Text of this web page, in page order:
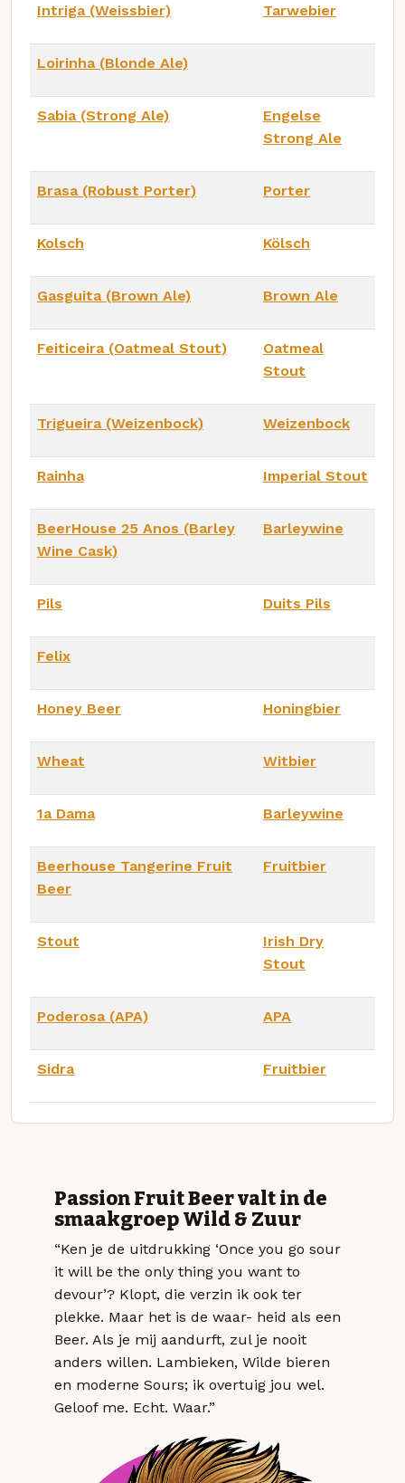
Intriga (Weissbier) Tarwebier
Loirinha (Blonde Ale)
Sabia (Strong Ale)
Engelse
Strong Ale
Brasa (Robust Porter) Porter
Kolsch Kölsch
Gasguita (Brown Ale) Brown Ale
Feiticeira (Oatmeal Stout)
Oatmeal
Stout
Trigueira (Weizenbock) Weizenbock
Rainha Imperial Stout
BeerHouse 25 Anos (Barley
Wine Cask)
Barleywine
Pils Duits Pils
Felix
Honey Beer Honingbier
Wheat Witbier
1a Dama Barleywine
Beerhouse Tangerine Fruit
Beer
Fruitbier
Stout
Irish Dry
Stout
Poderosa (APA) APA
Sidra Fruitbier
Passion Fruit Beer valt in de
smaakgroep Wild & Zuur
“Ken je de uitdrukking ‘Once you go sour
it will be the only thing you want to
devour’? Klopt, die verzin ik ook ter
plekke. Maar het is de waar- heid als een
Beer. Als je mij aandurft, zul je nooit
anders willen. Lambieken, Wilde bieren
en moderne Sours; ik overtuig jou wel.
Geloof me. Echt. Waar.”